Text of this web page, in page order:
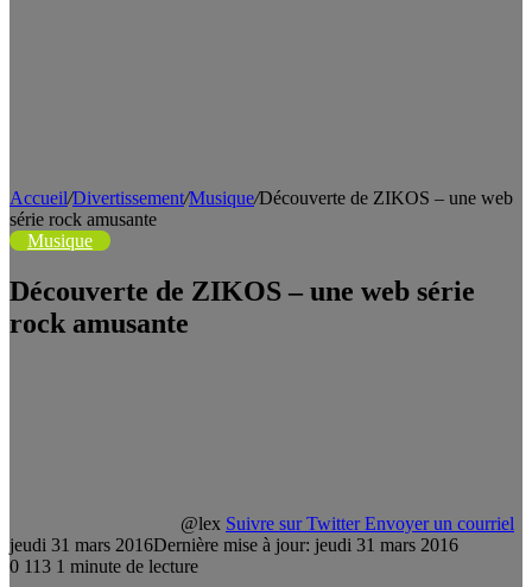
Accueil/Divertissement/Musique/Découverte de ZIKOS – une web
série rock amusante
Musique
Découverte de ZIKOS – une web série
rock amusante
@lex Suivre sur Twitter Envoyer un courriel
jeudi 31 mars 2016Dernière mise à jour: jeudi 31 mars 2016
0 113 1 minute de lecture